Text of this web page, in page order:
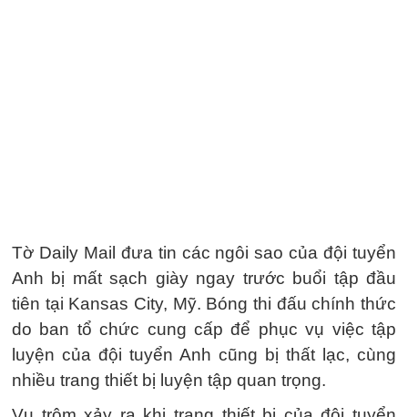
Tờ Daily Mail đưa tin các ngôi sao của đội tuyển
Anh bị mất sạch giày ngay trước buổi tập đầu
tiên tại Kansas City, Mỹ. Bóng thi đấu chính thức
do ban tổ chức cung cấp để phục vụ việc tập
luyện của đội tuyển Anh cũng bị thất lạc, cùng
nhiều trang thiết bị luyện tập quan trọng.